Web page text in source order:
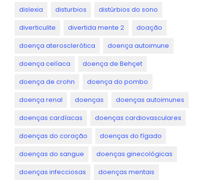
dislexia disturbios distúrbios do sono
diverticulite divertida mente 2 doação
doença aterosclerótica doença autoimune
doença celíaca doença de Behçet
doença de crohn doença do pombo
doença renal doenças doenças autoimunes
doenças cardíacas doenças cardiovasculares
doenças do coração doenças do fígado
doenças do sangue doenças ginecológicas
doenças infecciosas doenças mentais